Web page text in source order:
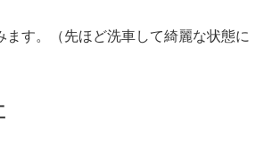
ます。（先ほど洗車して綺麗な状態に